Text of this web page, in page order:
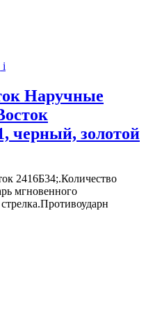
i
Наручные
черный, золотой
2416Б34;.Количество
мгновенного